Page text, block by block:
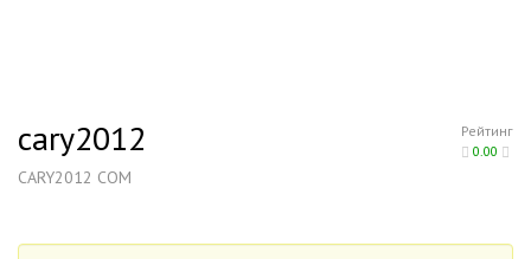
Рейтинг
0.00
cary2012
CARY2012 COM